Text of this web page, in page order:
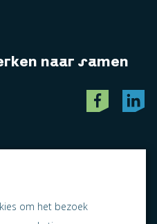
naar samen
om het bezoek